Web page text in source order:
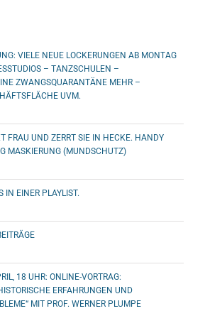
VIELE NEUE LOCKERUNGEN AB MONTAG
– TANZSCHULEN –
ZWANGSQUARANTÄNE MEHR –
UVM.
FRAU UND ZERRT SIE IN HECKE. HANDY
MASKIERUNG (MUNDSCHUTZ)
IN EINER PLAYLIST.
18 UHR: ONLINE-VORTRAG:
ERFAHRUNGEN UND
MIT PROF. WERNER PLUMPE